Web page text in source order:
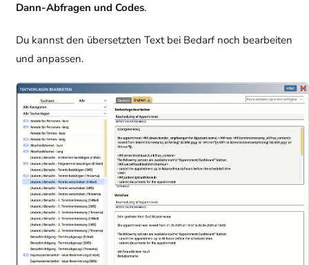
Dann-Abfragen und Codes.
Du kannst den übersetzten Text bei Bedarf noch bearbeiten
und anpassen.